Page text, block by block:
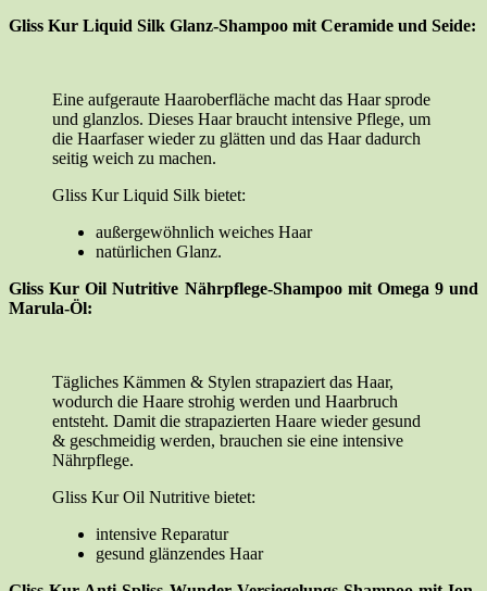
Gliss Kur Liquid Silk Glanz-Shampoo mit Ceramide und Seide:
Eine aufgeraute Haaroberfläche macht das Haar sprode
und glanzlos. Dieses Haar braucht intensive Pflege, um
die Haarfaser wieder zu glätten und das Haar dadurch
seitig weich zu machen.
Gliss Kur Liquid Silk bietet:
außergewöhnlich weiches Haar
natürlichen Glanz.
Gliss Kur Oil Nutritive Nährpflege-Shampoo mit Omega 9 und
Marula-Öl:
Tägliches Kämmen & Stylen strapaziert das Haar,
wodurch die Haare strohig werden und Haarbruch
entsteht. Damit die strapazierten Haare wieder gesund
& geschmeidig werden, brauchen sie eine intensive
Nährpflege.
Gliss Kur Oil Nutritive bietet:
intensive Reparatur
gesund glänzendes Haar